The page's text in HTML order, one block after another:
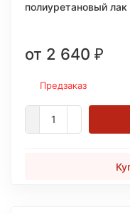
полиуретановый
от 2 640 ₽
Предзаказ